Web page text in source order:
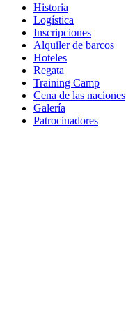
Historia
Logística
Inscripciones
Alquiler de barcos
Hoteles
Regata
Training Camp
Cena de las naciones
Galería
Patrocinadores